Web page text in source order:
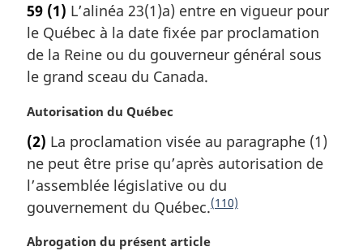
a
l
e
:
d
e
f
e
p
e
m
a
r
i
a
l
e
:
59 (1) L’alinéa 23(1)a) entre en vigueur pour
le Québec à la date fixée par proclamation
de la Reine ou du gouverneur général sous
le grand sceau du Canada.
N
t
e
m
r
g
Autorisation du Québec
(2) La proclamation visée au paragraphe (1)
ne peut être prise qu’après autorisation de
l’assemblée législative ou du
gouvernement du Québec.N
(110)
N
Abrogation du présent article